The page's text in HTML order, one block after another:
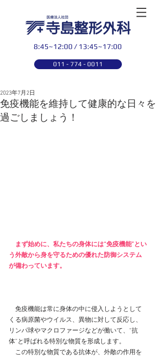
8:45~12:00 / 13:45~17:00
011 - 774 - 0011
免疫機能を維持して健康的な日々を
過ごしましょう！
2023年7月2日
まず始めに、私たちの身体には“免疫機能”とい
う外敵から身を守るための優れた防御システム
が備わっています。
免疫機能は常に身体の中に侵入しようとして
くる病原菌やウイルス、異物に対して反応し、
リンパ球やマクロファージなどが働いて、“抗
体”と呼ばれる特別な物質を形成します。
この特別な物質である抗体が、外敵の作用を